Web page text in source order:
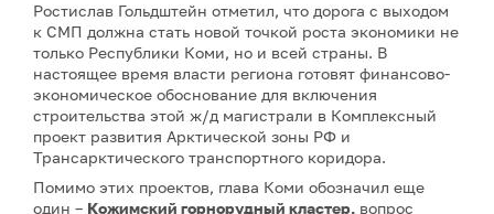
Ростислав Гольдштейн отметил, что дорога с выходом
к СМП должна стать новой точкой роста экономики не
только Республики Коми, но и всей страны. В
настоящее время власти региона готовят финансово-
экономическое обоснование для включения
строительства этой ж/д магистрали в Комплексный
проект развития Арктической зоны РФ и
Трансарктического транспортного коридора.
Помимо этих проектов, глава Коми обозначил еще
один – Кожимский горнорудный кластер, вопрос